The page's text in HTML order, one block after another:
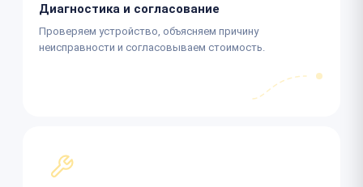
Диагностика и согласование
Проверяем устройство, объясняем причину
неисправности и согласовываем стоимость.